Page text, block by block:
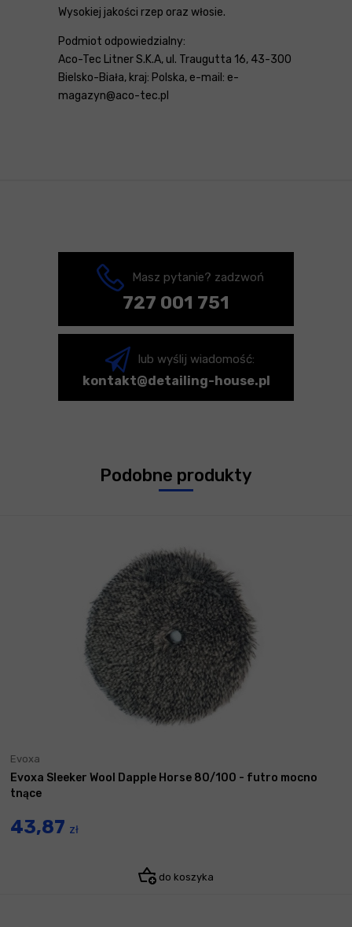
Wysokiej jakości rzep oraz włosie.
Podmiot odpowiedzialny:
Aco-Tec Litner S.K.A, ul. Traugutta 16, 43-300
Bielsko-Biała, kraj: Polska, e-mail: e-
magazyn@aco-tec.pl
Masz pytanie? zadzwoń
727 001 751
lub wyślij wiadomość:
kontakt@detailing-house.pl
Podobne produkty
Evoxa
Evoxa Sleeker Wool Dapple Horse 80/100 - futro mocno
tnące
43,87 zł
do koszyka